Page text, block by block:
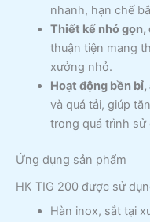
nhanh, hạn chế
Thiết kế nhỏ gọn,
thuận tiện mang
xưởng nhỏ.
Hoạt động bền bỉ,
và quá tải, giúp
trong quá trình sử
Ứng dụng sản phẩm
HK TIG 200 được sử
Hàn inox, sắt tại